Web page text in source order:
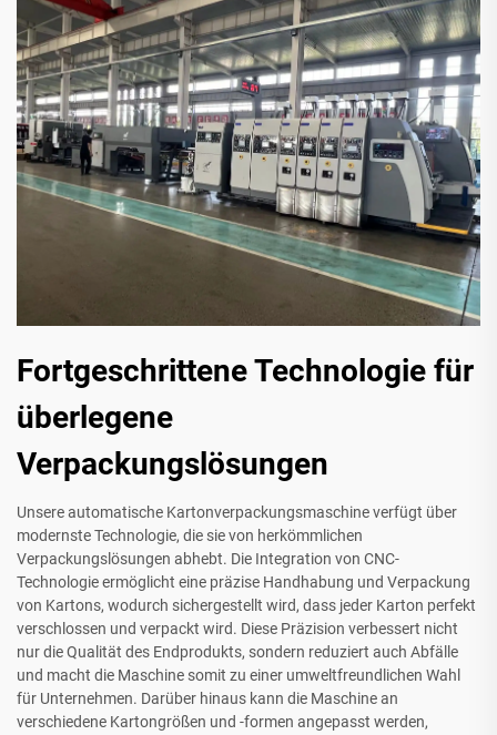
Fortgeschrittene Technologie für
überlegene
Verpackungslösungen
Unsere automatische Kartonverpackungsmaschine verfügt über
modernste Technologie, die sie von herkömmlichen
Verpackungslösungen abhebt. Die Integration von CNC-
Technologie ermöglicht eine präzise Handhabung und Verpackung
von Kartons, wodurch sichergestellt wird, dass jeder Karton perfekt
verschlossen und verpackt wird. Diese Präzision verbessert nicht
nur die Qualität des Endprodukts, sondern reduziert auch Abfälle
und macht die Maschine somit zu einer umweltfreundlichen Wahl
für Unternehmen. Darüber hinaus kann die Maschine an
verschiedene Kartongrößen und -formen angepasst werden,